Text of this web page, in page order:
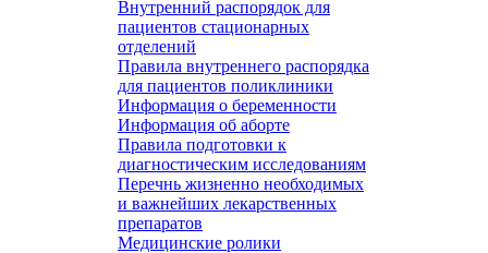
Внутренний распорядок для
пациентов стационарных
отделений
Правила внутреннего распорядка
для пациентов поликлиники
Информация о беременности
Информация об аборте
Правила подготовки к
диагностическим исследованиям
Перечнь жизненно необходимых
и важнейших лекарственных
препаратов
Медицинские ролики